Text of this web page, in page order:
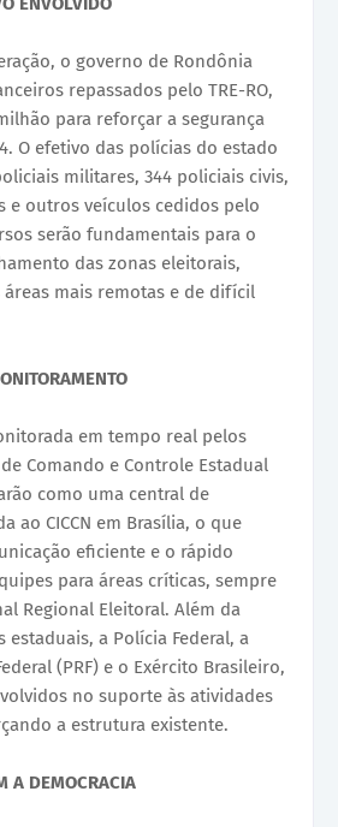
o governo de Rondônia
repassados pelo TRE-RO,
para reforçar a segurança
O efetivo das polícias do estado
militares, 344 policiais civis,
e outros veículos cedidos pelo
serão fundamentais para o
das zonas eleitorais,
mais remotas e de difícil
em tempo real pelos
Comando e Controle Estadual
como uma central de
ao CICCN em Brasília, o que
eficiente e o rápido
para áreas críticas, sempre
Regional Eleitoral. Além da
estaduais, a Polícia Federal, a
(PRF) e o Exército Brasileiro,
no suporte às atividades
a estrutura existente.
A DEMOCRACIA